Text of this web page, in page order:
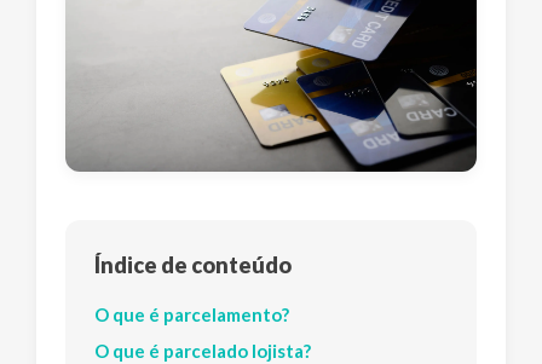
Índice de conteúdo
O que é parcelamento?
O que é parcelado lojista?